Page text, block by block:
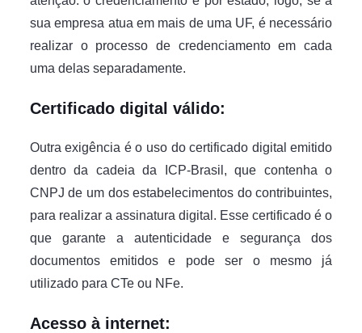
sua empresa atua em mais de uma UF, é necessário
realizar o processo de credenciamento em cada
uma delas separadamente.
Certificado digital válido:
Outra exigência é o uso do certificado digital emitido
dentro da cadeia da ICP-Brasil, que contenha o
CNPJ de um dos estabelecimentos do contribuintes,
para realizar a assinatura digital. Esse certificado é o
que garante a autenticidade e segurança dos
documentos emitidos e pode ser o mesmo já
utilizado para CTe ou NFe.
Acesso à internet: